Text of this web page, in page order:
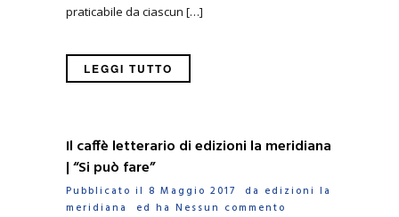
praticabile da ciascun […]
LEGGI TUTTO
Il caffè letterario di edizioni la meridiana
| “Si può fare”
Pubblicato il 8 Maggio 2017 da edizioni la
meridiana
ed ha Nessun commento